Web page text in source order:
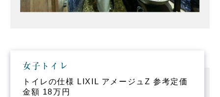
女子トイレ
トイレの仕様 LIXIL アメージュZ 参考定価
金額 18万円